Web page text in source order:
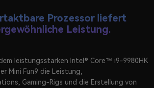
Prozessor liefert
Leistung.
leistungsstarken Intel® Core™ i9-9980HK
Mini Fun9 die Leistung,
Gaming-Rigs und die Erstellung von